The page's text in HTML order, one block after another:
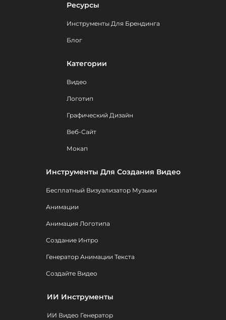
Ресурсы
Инструменты Для Брендинга
Блог
Категории
Видео
Логотип
Графический Дизайн
Веб-Сайт
Мокап
Инструменты Для Создания Видео
Бесплатный Визуализатор Музыки
Анимации
Анимация Логотипа
Создание Интро
Генератор Анимации Текста
Создайте Видео
ИИ Инструменты
ИИ Видео Генератор